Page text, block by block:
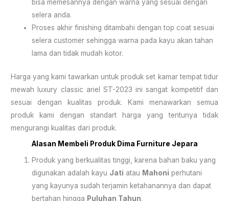
bisa memesannya dengan warna yang sesuai dengan
selera anda.
Proses akhir finishing ditambahi dengan top coat sesuai
selera customer sehingga warna pada kayu akan tahan
lama dan tidak mudah kotor.
Harga yang kami tawarkan untuk produk set kamar tempat tidur
mewah luxury classic ariel ST-2023 ini sangat kompetitif dan
sesuai dengan kualitas produk. Kami menawarkan semua
produk kami dengan standart harga yang tentunya tidak
mengurangi kualitas dari produk.
Alasan Membeli Produk Dima Furniture Jepara
Produk yang berkualitas tinggi, karena bahan baku yang
digunakan adalah kayu Jati atau Mahoni perhutani
yang kayunya sudah terjamin ketahanannya dan dapat
bertahan hingga Puluhan Tahun.